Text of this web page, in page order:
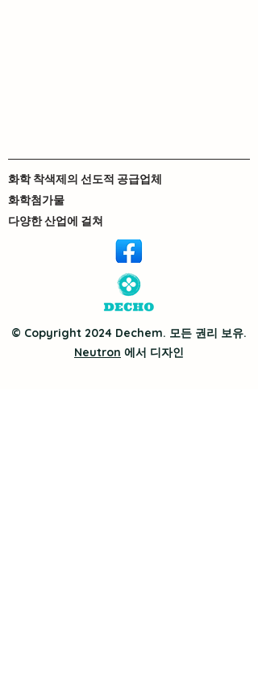
화학 착색제의 선도적 공급업체
화학첨가물
다양한 산업에 걸쳐
© Copyright 2024 Dechem. 모든 권리 보유.
Neutron 에서 디자인